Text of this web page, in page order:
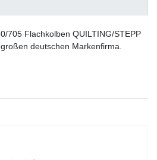
705 Flachkolben QUILTING/STEPP
deutschen Markenfirma.